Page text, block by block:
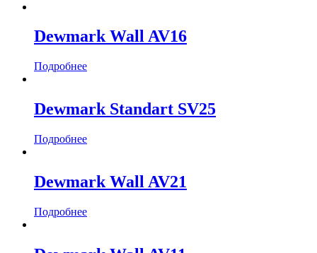
Dewmark Wall AV16
Подробнее
Dewmark Standart SV25
Подробнее
Dewmark Wall AV21
Подробнее